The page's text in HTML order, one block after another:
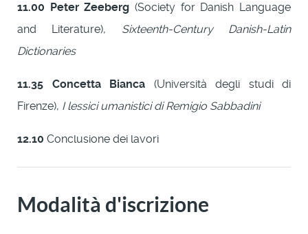
11.00 Peter Zeeberg (Society for Danish Language
and Literature), Sixteenth-Century Danish-Latin
Dictionaries
11.35 Concetta Bianca (Università degli studi di
Firenze), I lessici umanistici di Remigio Sabbadini
12.10 Conclusione dei lavori
Modalità d'iscrizione